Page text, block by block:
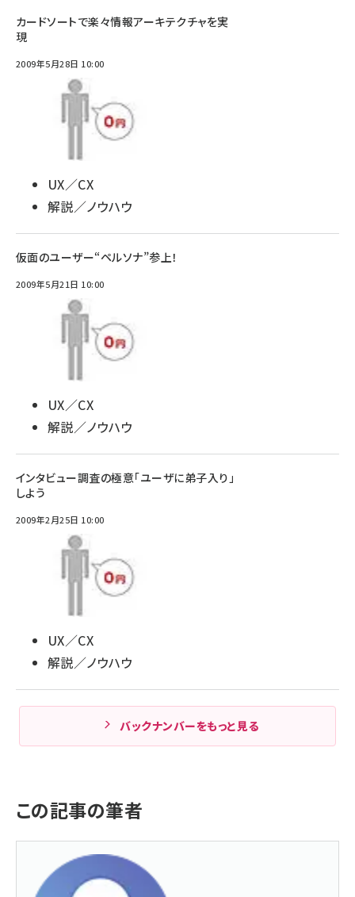
カードソートで楽々情報アーキテクチャを実
現
2009年5月28日 10:00
UX／CX
解説／ノウハウ
仮面のユーザー“ペルソナ”参上！
2009年5月21日 10:00
UX／CX
解説／ノウハウ
インタビュー調査の極意「ユーザに弟子入り」
しよう
2009年2月25日 10:00
UX／CX
解説／ノウハウ
バックナンバーをもっと見る
この記事の筆者